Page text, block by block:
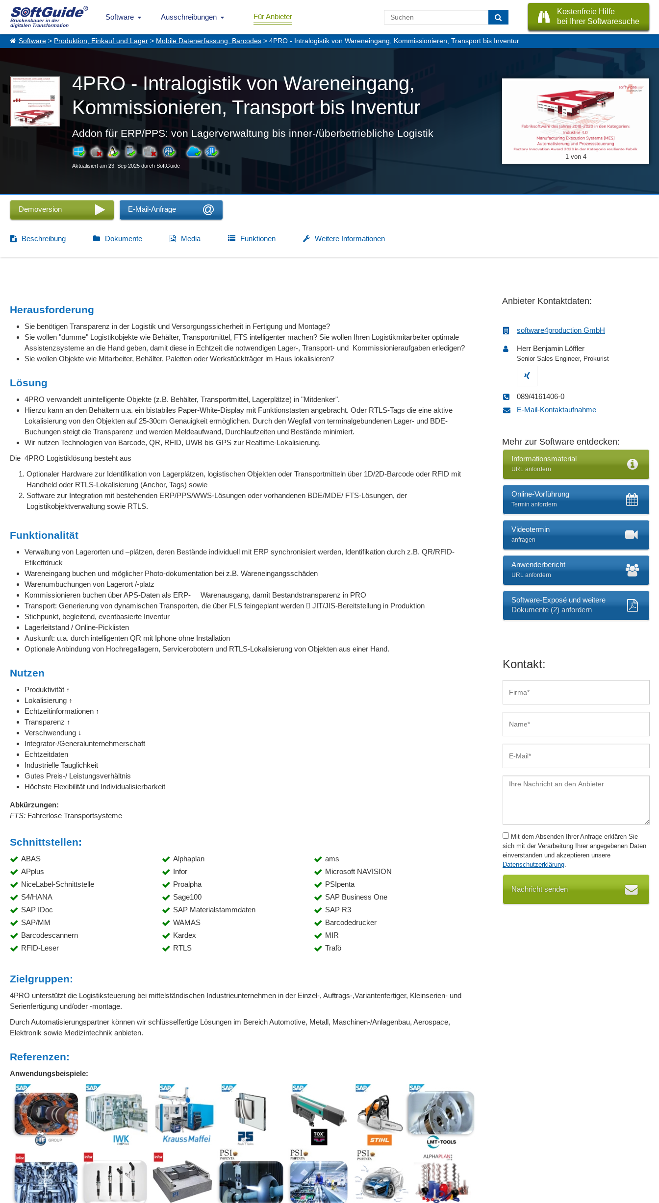
Brückenbauer in der
digitalen Transformation
Software Ausschreibungen Für Anbieter
Kostenfreie Hilfe
bei Ihrer Softwaresuche
Software > Produktion, Einkauf und Lager > Mobile Datenerfassung, Barcodes > 4PRO - Intralogistik von Wareneingang, Kommissionieren, Transport bis Inventur
1 von 4
4PRO - Intralogistik von Wareneingang,
Kommissionieren, Transport bis Inventur
Addon für ERP/PPS: von Lagerverwaltung bis inner-/überbetriebliche Logistik
Aktualisiert am 23. Sep 2025 durch SoftGuide
Demoversion E-Mail-Anfrage
Beschreibung Dokumente Media Funktionen Weitere Informationen
Herausforderung
Sie benötigen Transparenz in der Logistik und Versorgungssicherheit in Fertigung und Montage?
Sie wollen "dumme" Logistikobjekte wie Behälter, Transportmittel, FTS intelligenter machen? Sie wollen Ihren Logistikmitarbeiter optimale
Assistenzsysteme an die Hand geben, damit diese in Echtzeit die notwendigen Lager-, Transport- und Kommissionieraufgaben erledigen?
Sie wollen Objekte wie Mitarbeiter, Behälter, Paletten oder Werkstückträger im Haus lokalisieren?
Lösung
4PRO verwandelt unintelli­gente Objekte (z.B. Behälter, Transportmittel, Lagerplätze) in "Mitdenker".
Hierzu kann an den Behältern u.a. ein bistabiles Paper-White-Display mit Funktionstasten angebracht. Oder RTLS-Tags die eine aktive
Lokalisierung von den Objekten auf 25-30cm Genauigkeit ermöglichen. Durch den Wegfall von terminalgebundenen Lager- und BDE-
Buchungen steigt die Transparenz und werden Meldeaufwand, Durchlaufzeiten und Bestände minimiert.
Wir nutzen Technologien von Barcode, QR, RFID, UWB bis GPS zur Realtime-Lokalisierung.
Die 4PRO Logistiklösung besteht aus
Optionaler Hardware zur Identifikation von Lagerplätzen, logistischen Objekten oder Transportmitteln über 1D/2D-Barcode oder RFID mit
Handheld oder RTLS-Lokalisierung (Anchor, Tags) sowie
Software zur Integration mit bestehenden ERP/PPS/WWS-Lösungen oder vor­handenen BDE/MDE/ FTS-Lösungen, der
Logistikobjektverwaltung sowie RTLS.
Funktionalität
Verwaltung von Lagerorten und –plätzen, deren Bestände individuell mit ERP synchronisiert werden, Identifikation durch z.B. QR/RFID-
Etikettdruck
Wareneingang buchen und möglicher Photo-dokumentation bei z.B. Wareneingangsschäden
Warenumbuchungen von Lagerort /-platz
Kommissionieren buchen über APS-Daten als ERP- Warenausgang, damit Bestandstransparenz in PRO
Transport: Generierung von dynamischen Transporten, die über FLS feingeplant werden  JIT/JIS-Bereitstellung in Produktion
Stichpunkt, begleitend, eventbasierte Inventur
Lagerleitstand / Online-Picklisten
Auskunft: u.a. durch intelligenten QR mit Iphone ohne Installation
Optionale Anbindung von Hochregallagern, Servicerobotern und RTLS-Lokalisierung von Objekten aus einer Hand.
Nutzen
Produktivität ↑
Lokalisierung ↑
Echtzeitinformationen ↑
Transparenz ↑
Verschwendung ↓
Integrator-/Generalunternehmerschaft
Echtzeitdaten
Industrielle Tauglichkeit
Gutes Preis-/ Leistungsverhältnis
Höchste Flexibilität und Individualisierbarkeit
Abkürzungen:
FTS: Fahrerlose Transportsysteme
Schnittstellen:
ABAS Alphaplan
ams
APplus
Infor
Microsoft NAVISION
NiceLabel-Schnittstelle
Proalpha
PSIpenta
S4/HANA
Sage100
SAP Business One
SAP IDoc
SAP Materialstammdaten
SAP R3
SAP/MM
WAMAS
Barcodedrucker
Barcodescannern
Kardex
MIR
RFID-Leser
RTLS Trafö
Zielgruppen:
4PRO unterstützt die Logistiksteuerung bei mittelständischen Industrieunternehmen in der Einzel-, Auftrags-,Variantenfertiger, Kleinserien- und
Serienfertigung und/oder -montage.
Durch Automatisierungspartner können wir schlüsselfertige Lösungen im Bereich Automotive, Metall, Maschinen-/Anlagenbau, Aerospace,
Elektronik sowie Medizintechnik anbieten.
Referenzen:
Anwendungsbeispiele:
Anbieter Kontaktdaten:
software4production GmbH
Herr Benjamin Löffler
Senior Sales Engineer, Prokurist
089/4161406-0
E-Mail-Kontaktaufnahme
Mehr zur Software entdecken:
Informationsmaterial
URL anfordern
Online-Vorführung
Termin anfordern
Videotermin
anfragen
Anwenderbericht
URL anfordern
Software-Exposé und weitere
Dokumente (2) anfordern
Kontakt:
Mit dem Absenden Ihrer Anfrage erklären Sie
sich mit der Verarbeitung Ihrer angegebenen Daten
einverstanden und akzeptieren unsere
Datenschutzerklärung.
Nachricht senden